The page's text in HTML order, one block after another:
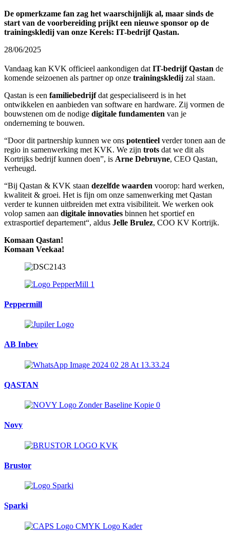
De opmerkzame fan zag het waarschijnlijk al, maar sinds de
start van de voorbereiding prijkt een nieuwe sponsor op de
trainingskledij van onze Kerels: IT-bedrijf Qastan.
28/06/2025
Vandaag kan KVK officieel aankondigen dat IT-bedrijf Qastan de
komende seizoenen als partner op onze trainingskledij zal staan.
Qastan is een familiebedrijfdat gespecialiseerd is in het
ontwikkelen en aanbieden van software en hardware. Zij vormen de
bouwstenen om de nodige digitale fundamenten van je
onderneming te bouwen.
“Door dit partnership kunnen we ons potentieel verder tonen aan de
regio in samenwerking met KVK. We zijn trots dat we dit als
Kortrijks bedrijf kunnen doen”, is Arne Debruyne, CEO Qastan,
verheugd.
“Bij Qastan & KVK staan dezelfde waarden voorop: hard werken,
kwaliteit & groei. Het is fijn om onze samenwerking met Qastan
verder te kunnen uitbreiden met extra visibiliteit. We werken ook
volop samen aan digitale innovaties binnen het sportief en
extrasportief departement“, aldus Jelle Brulez, COO KV Kortrijk.
Komaan Qastan!
Komaan Veekaa!
Peppermill
AB Inbev
QASTAN
Novy
Brustor
Sparki